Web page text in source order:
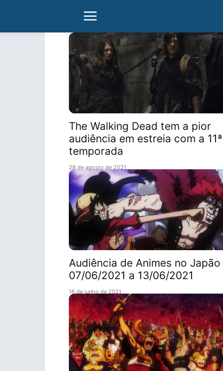
The Walking Dead tem a pior
audiência em estreia com a 11ª
temporada
28 de agosto de 2021
Audiência de Animes no Japão |
07/06/2021 a 13/06/2021
16 de junho de 2021